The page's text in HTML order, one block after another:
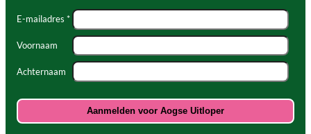
E-mailadres *
Voornaam
Achternaam